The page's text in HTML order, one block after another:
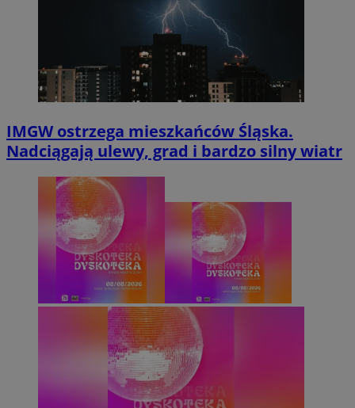
IMGW ostrzega mieszkańców Śląska.
Nadciągają ulewy, grad i bardzo silny wiatr